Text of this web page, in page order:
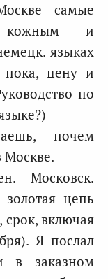
самые
и
языках
цену и
по
почем
Московск.
цепь
включая
Я послал
в заказном